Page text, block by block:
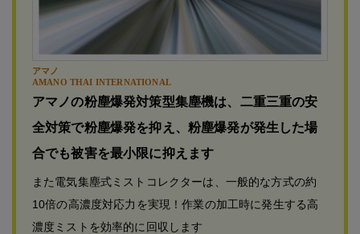
アマノ
AMANO THAI INTERNATIONAL
アマノの粉塵爆発対策型集塵機は、二重三重の安
全対策で粉塵爆発を抑え、粉塵爆発が発生した場
合でも被害を最小限に抑えます
また電気集塵式ミストコレクターは、一般的な方式の約
10倍の高濃度対応力を実現！作業の加工時に発生する高
濃度ミストを効率的に回収します